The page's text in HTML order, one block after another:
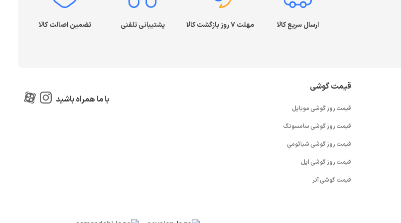
ارسال سریع کالا مهلت ۷ روز بازگشت کالا پشتیبانی تلفنی تضمین اصالت کالا
قیمت گوشی
قیمت روز گوشی موبایل
قیمت روز گوشی سامسونگ
قیمت روز گوشی شیائومی
قیمت روز گوشی اپل
قیمت گوشی آنر
با ما همراه باشید